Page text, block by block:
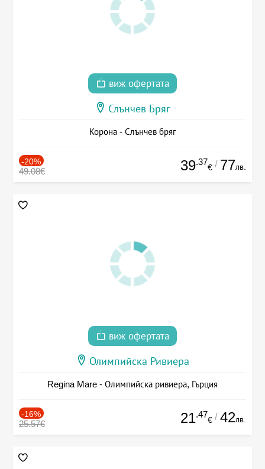
виж офертата
Слънчев Бряг
Корона - Слънчев бряг
-20%
49.08€ 39.37
€ / 77лв.
виж офертата
Олимпийска Ривиера
Regina Mare - Олимпийска ривиера, Гърция
-16%
25.57€ 21.47
€ / 42лв.